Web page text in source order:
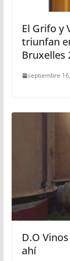
El Grifo y
triunfan
Bruxelles
septiembre
D.O
ahí